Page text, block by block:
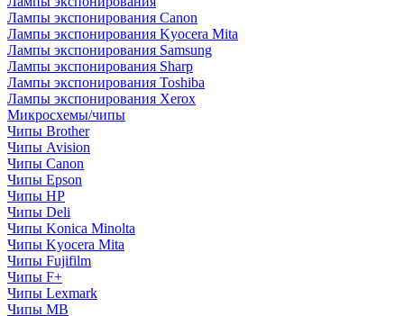
Лампы экспонирования Canon
Лампы экспонирования Kyocera Mita
Лампы экспонирования Samsung
Лампы экспонирования Sharp
Лампы экспонирования Toshiba
Лампы экспонирования Xerox
Микросхемы/чипы
Чипы Brother
Чипы Avision
Чипы Canon
Чипы Epson
Чипы HP
Чипы Deli
Чипы Konica Minolta
Чипы Kyocera Mita
Чипы Fujifilm
Чипы F+
Чипы Lexmark
Чипы MB